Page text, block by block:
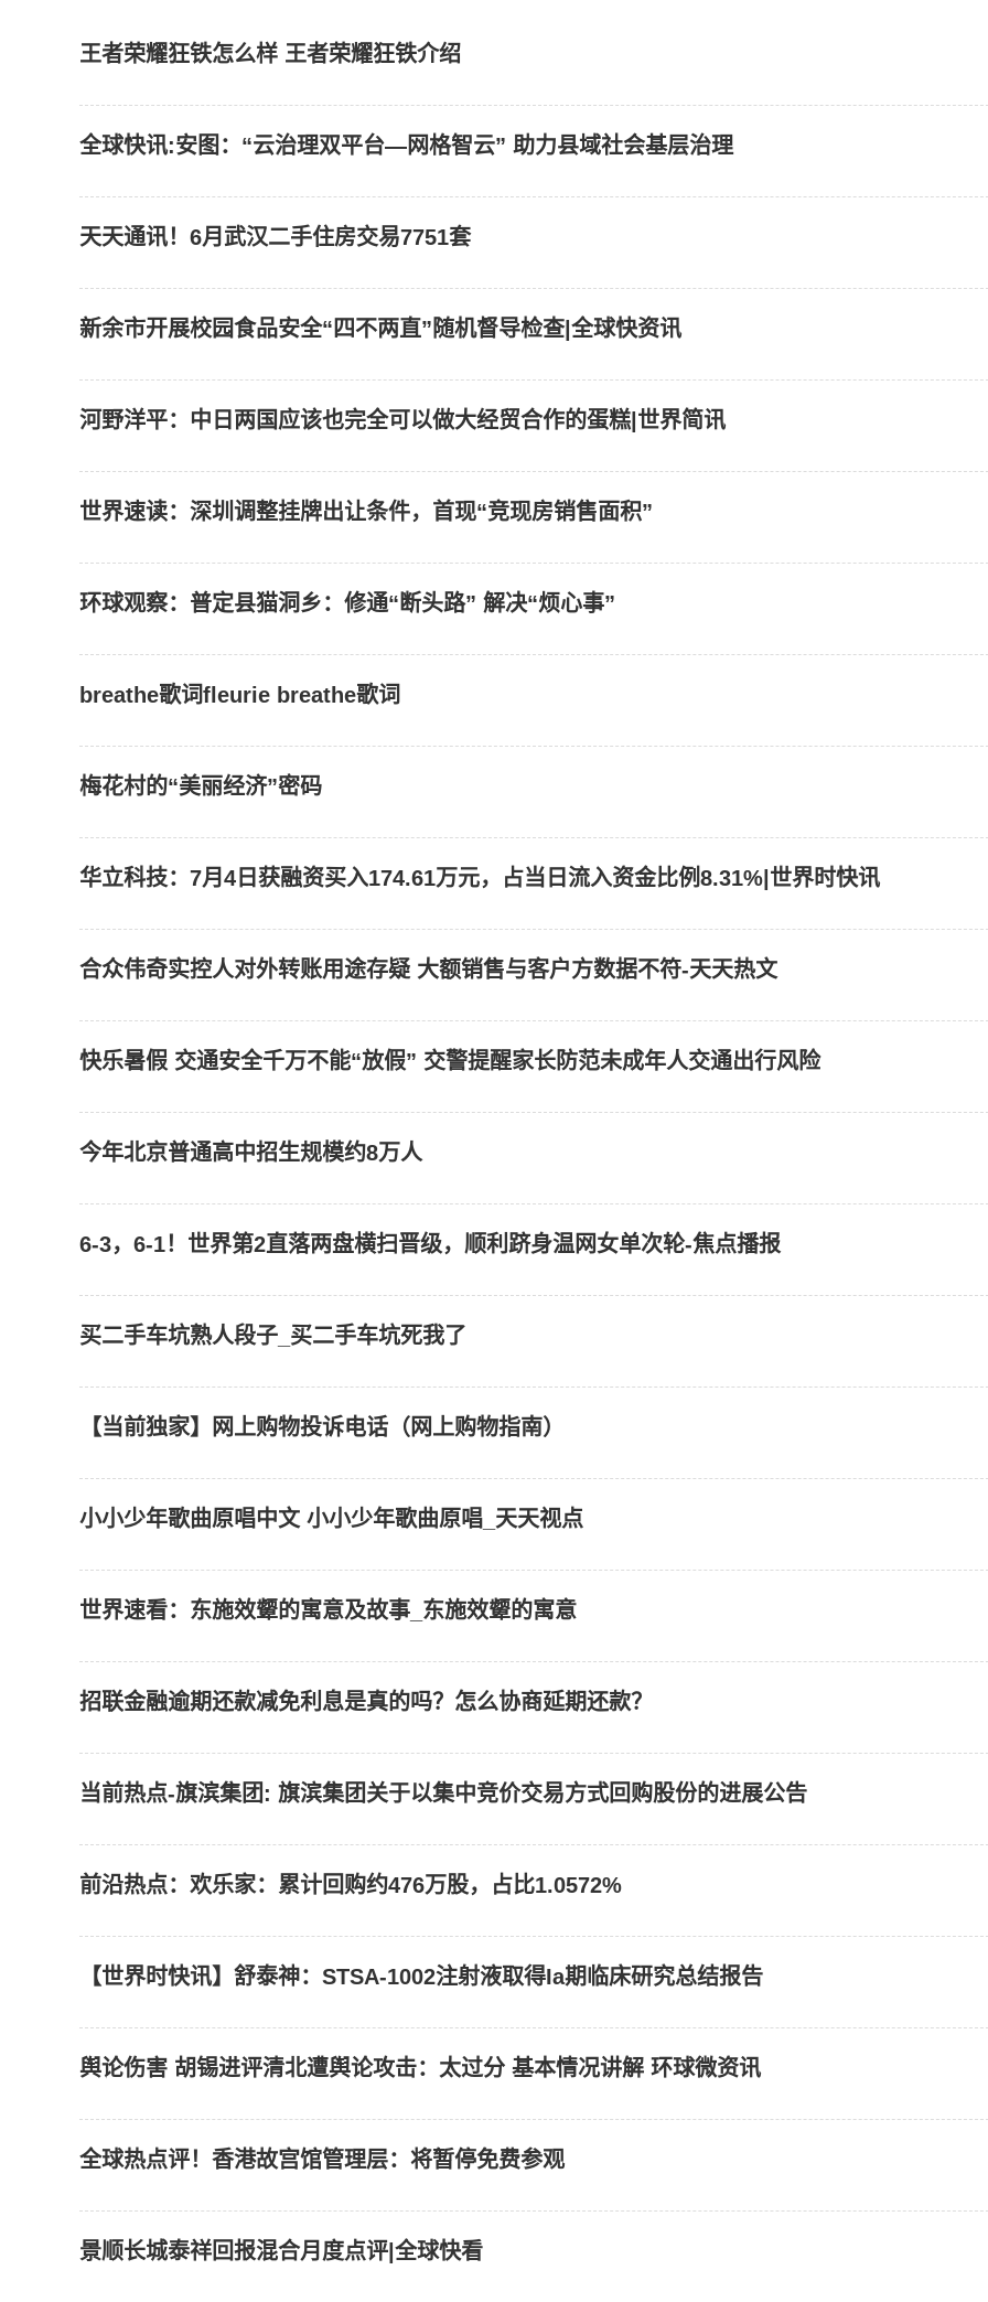
王者荣耀狂铁怎么样 王者荣耀狂铁介绍
全球快讯:安图：“云治理双平台—网格智云” 助力县域社会基层治理
天天通讯！6月武汉二手住房交易7751套
新余市开展校园食品安全“四不两直”随机督导检查|全球快资讯
河野洋平：中日两国应该也完全可以做大经贸合作的蛋糕|世界简讯
世界速读：深圳调整挂牌出让条件，首现“竞现房销售面积”
环球观察：普定县猫洞乡：修通“断头路” 解决“烦心事”
breathe歌词fleurie breathe歌词
梅花村的“美丽经济”密码
华立科技：7月4日获融资买入174.61万元，占当日流入资金比例8.31%|世界时快讯
合众伟奇实控人对外转账用途存疑 大额销售与客户方数据不符-天天热文
快乐暑假 交通安全千万不能“放假” 交警提醒家长防范未成年人交通出行风险
今年北京普通高中招生规模约8万人
6-3，6-1！世界第2直落两盘横扫晋级，顺利跻身温网女单次轮-焦点播报
买二手车坑熟人段子_买二手车坑死我了
【当前独家】网上购物投诉电话（网上购物指南）
小小少年歌曲原唱中文 小小少年歌曲原唱_天天视点
世界速看：东施效颦的寓意及故事_东施效颦的寓意
招联金融逾期还款减免利息是真的吗？怎么协商延期还款？
当前热点-旗滨集团: 旗滨集团关于以集中竞价交易方式回购股份的进展公告
前沿热点：欢乐家：累计回购约476万股，占比1.0572%
【世界时快讯】舒泰神：STSA-1002注射液取得Ia期临床研究总结报告
舆论伤害 胡锡进评清北遭舆论攻击：太过分 基本情况讲解 环球微资讯
全球热点评！香港故宫馆管理层：将暂停免费参观
景顺长城泰祥回报混合月度点评|全球快看